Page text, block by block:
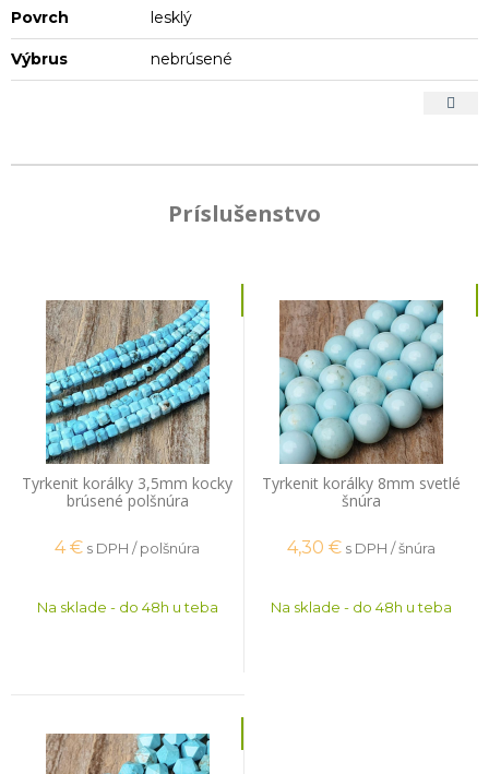
Povrch lesklý
Výbrus nebrúsené
Príslušenstvo
Tyrkenit korálky 3,5mm kocky
brúsené polšnúra
4 € s DPH / polšnúra
Na sklade - do 48h u teba
Tyrkenit korálky 8mm svetlé
šnúra
4,30 € s DPH / šnúra
Na sklade - do 48h u teba